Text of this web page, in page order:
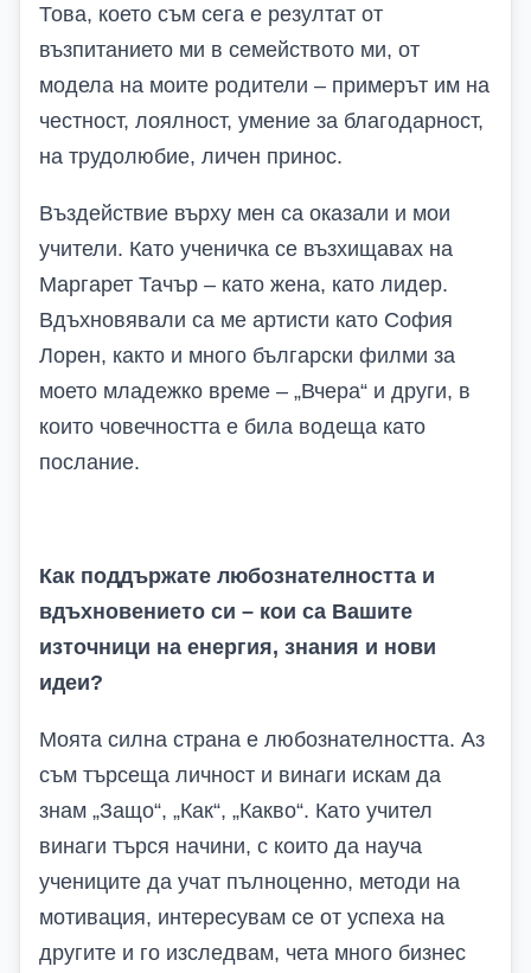
Това, което съм сега е резултат от
възпитанието ми в семейството ми, от
модела на моите родители – примерът им на
честност, лоялност, умение за благодарност,
на трудолюбие, личен принос.
Въздействие върху мен са оказали и мои
учители. Като ученичка се възхищавах на
Маргарет Тачър – като жена, като лидер.
Вдъхновявали са ме артисти като София
Лорен, както и много български филми за
моето младежко време – „Вчера“ и други, в
които човечността е била водеща като
послание.
Как поддържате любознателността и
вдъхновението си – кои са Вашите
източници на енергия, знания и нови
идеи?
Моята силна страна е любознателността. Аз
съм търсеща личност и винаги искам да
знам „Защо“, „Как“, „Какво“. Като учител
винаги търся начини, с които да науча
учениците да учат пълноценно, методи на
мотивация, интересувам се от успеха на
другите и го изследвам, чета много бизнес